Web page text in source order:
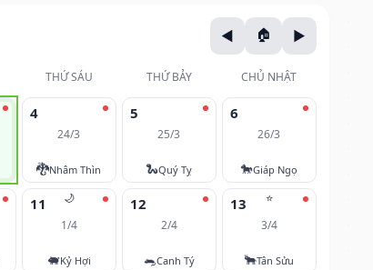
THỨ SÁU THỨ BẢY CHỦ NHẬT
4
24/3
🐉Nhâm Thìn
5
25/3
🐍Quý Tỵ
6
26/3
🐎Giáp Ngọ
🌙
11
1/4
🐖Kỷ Hợi
12
2/4
🐀Canh Tý
⭐
13
3/4
🐂Tân Sửu